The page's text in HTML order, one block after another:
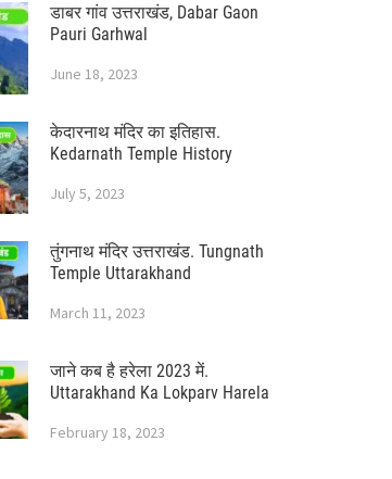
डाबर गांव उत्तराखंड, Dabar Gaon
Pauri Garhwal
June 18, 2023
केदारनाथ मंदिर का इतिहास.
Kedarnath Temple History
July 5, 2023
तुंगनाथ मंदिर उत्तराखंड. Tungnath
Temple Uttarakhand
March 11, 2023
जाने कब है हरेला 2023 में.
Uttarakhand Ka Lokparv Harela
February 18, 2023